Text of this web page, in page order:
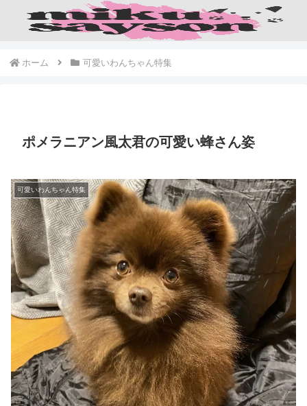
ホーム 可愛いわんちゃん特集
ポメラニアン風太君の可愛い蜂さん姿
可愛いわんちゃん特集